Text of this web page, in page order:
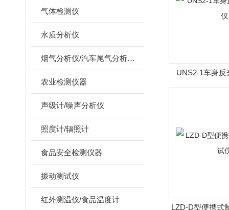
气体检测仪
水质分析仪
烟气分析仪/汽车尾气分析仪/转速表/汽车维修检测设备
农业检测仪器
声级计/噪声分析仪
照度计/辐照计
食品安全检测仪器
振动测试仪
红外测温仪/食品温度计
UNS2-1车身
LZD-D型便携式